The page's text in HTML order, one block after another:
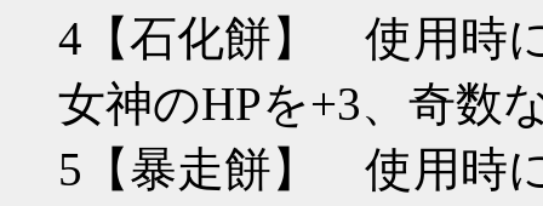
4【石化餅】 使用時
女神のHPを+3、奇数
5【暴走餅】 使用時